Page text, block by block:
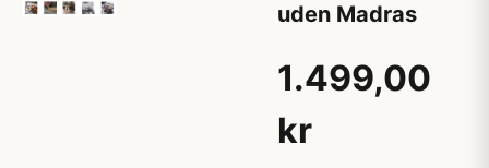
uden Madras
1.499,00
kr